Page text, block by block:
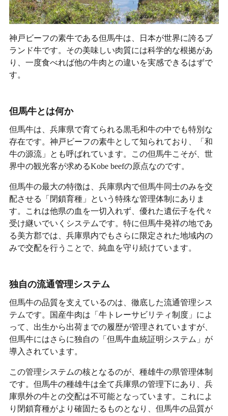
神戸ビーフの素牛である但馬牛は、日本が世界に誇るブ
ランド牛です。その美味しい肉質には科学的な根拠があ
り、一度食べれば他の牛肉との違いを実感できるはずで
す。
但馬牛とは何か
但馬牛は、兵庫県で育てられる黒毛和牛の中でも特別な
存在です。神戸ビーフの素牛として知られており、「和
牛の源流」とも呼ばれています。この但馬牛こそが、世
界中の観光客が求めるKobe beefの原点なのです。
但馬牛の最大の特徴は、兵庫県内で但馬牛同士のみを交
配させる「閉鎖育種」という特殊な管理体制にありま
す。これは他県の血を一切入れず、優れた遺伝子を代々
受け継いでいくシステムです。特に但馬牛発祥の地であ
る美方郡では、兵庫県内でもさらに限定された地域内の
みで交配を行うことで、純血を守り続けています。
独自の流通管理システム
但馬牛の品質を支えているのは、徹底した流通管理シス
テムです。国産牛肉は「牛トレーサビリティ制度」によ
って、出生から出荷までの履歴が管理されていますが、
但馬牛にはさらに独自の「但馬牛血統証明システム」が
導入されています。
この管理システムの核となるのが、種雄牛の県管理体制
です。但馬牛の種雄牛は全て兵庫県の管理下にあり、兵
庫県外の牛との交配は不可能となっています。これによ
り閉鎖育種がより確固たるものとなり、但馬牛の品質が